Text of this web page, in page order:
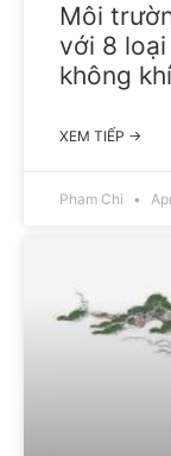
Môi
với 8
không khí
XEM TIẾP →
Pham Chi